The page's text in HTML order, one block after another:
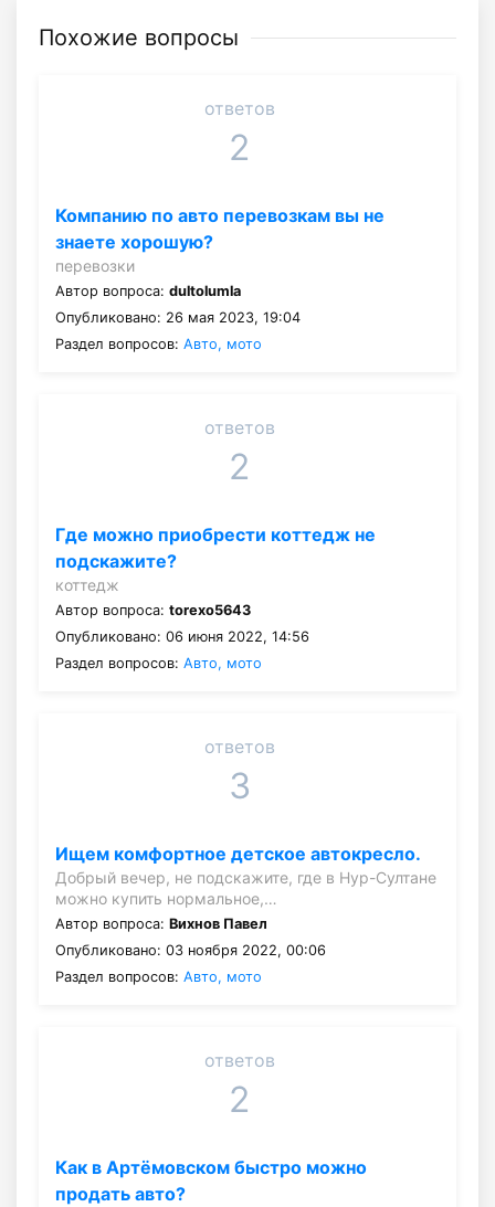
Похожие вопросы
ответов
2
Компанию по авто перевозкам вы не
знаете хорошую?
перевозки
Автор вопроса: dultolumla
Опубликовано: 26 мая 2023, 19:04
Раздел вопросов: Авто, мото
ответов
2
Где можно приобрести коттедж не
подскажите?
коттедж
Автор вопроса: torexo5643
Опубликовано: 06 июня 2022, 14:56
Раздел вопросов: Авто, мото
ответов
3
Ищем комфортное детское автокресло.
Добрый вечер, не подскажите, где в Нур-Султане
можно купить нормальное,…
Автор вопроса: Вихнов Павел
Опубликовано: 03 ноября 2022, 00:06
Раздел вопросов: Авто, мото
ответов
2
Как в Артёмовском быстро можно
продать авто?